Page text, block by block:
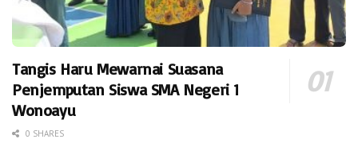
Tangis Haru Mewarnai Suasana
Penjemputan Siswa SMA Negeri 1
Wonoayu
0 SHARES